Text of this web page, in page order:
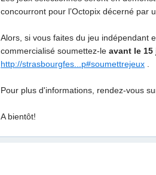
concourront pour l’Octopix décerné par
Alors, si vous faites du jeu indépendant
commercialisé soumettez-le avant le
http://strasbourgfes...p#soumettrejeux
Pour plus d'informations, rendez-vous
A bientôt!